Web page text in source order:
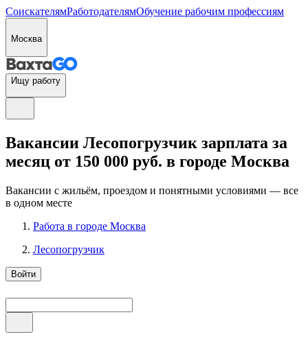
СоискателямРаботодателямОбучение рабочим профессиям
Москва
Ищу работу
Вакансии Лесопогрузчик зарплата за
месяц от 150 000 руб. в городе Москва
Вакансии с жильём, проездом и понятными условиями — все
в одном месте
Работа в городе Москва
Лесопогрузчик
Войти